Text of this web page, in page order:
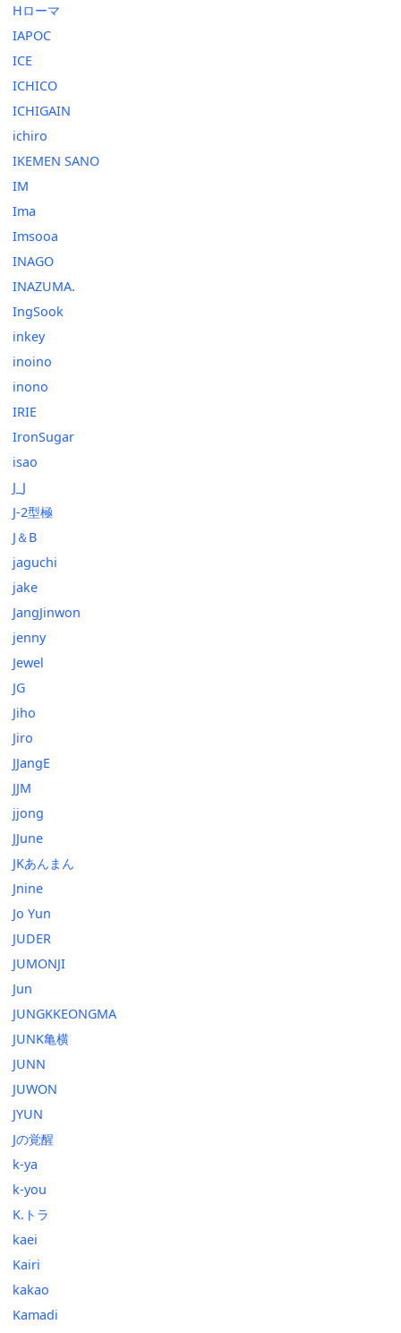
Hローマ
IAPOC
ICE
ICHICO
ICHIGAIN
ichiro
IKEMEN SANO
IM
Ima
Imsooa
INAGO
INAZUMA.
IngSook
inkey
inoino
inono
IRIE
IronSugar
isao
J_J
J-2型極
J＆B
jaguchi
jake
JangJinwon
jenny
Jewel
JG
Jiho
Jiro
JJangE
JJM
jjong
JJune
JKあんまん
Jnine
Jo Yun
JUDER
JUMONJI
Jun
JUNGKKEONGMA
JUNK亀横
JUNN
JUWON
JYUN
Jの覚醒
k-ya
k-you
K.トラ
kaei
Kairi
kakao
Kamadi